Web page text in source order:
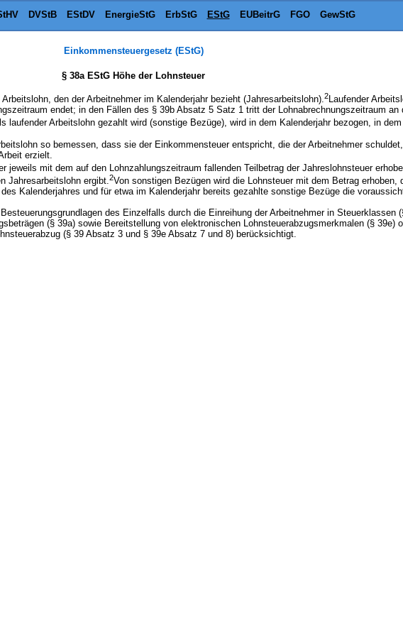
DVStB EStDV EnergieStG ErbStG EStG EUBeitrG FGO GewStG
Einkommensteuergesetz (EStG)
§ 38a EStG Höhe der Lohnsteuer
den der Arbeitnehmer im Kalenderjahr bezieht (Jahresarbeitslohn).2Laufender
endet; in den Fällen des § 39b Absatz 5 Satz 1 tritt der Lohnabrechnungszeitraum an
laufender Arbeitslohn gezahlt wird (sonstige Bezüge), wird in dem Kalenderjahr bezogen, in
so bemessen, dass sie der Einkommensteuer entspricht, die der Arbeitnehmer
erzielt.
jeweils mit dem auf den Lohnzahlungszeitraum fallenden Teilbetrag der Jahreslohnsteuer
Jahresarbeitslohn ergibt.2Von sonstigen Bezügen wird die Lohnsteuer mit dem Betrag erhoben,
Kalenderjahres und für etwa im Kalenderjahr bereits gezahlte sonstige Bezüge die
des Einzelfalls durch die Einreihung der Arbeitnehmer in Steuerklassen
(§ 39a) sowie Bereitstellung von elektronischen Lohnsteuerabzugsmerkmalen (§ 39e)
(§ 39 Absatz 3 und § 39e Absatz 7 und 8) berücksichtigt.